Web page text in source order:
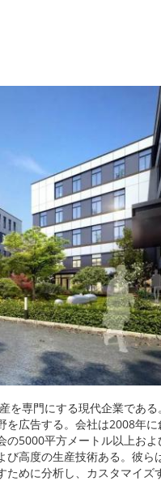
を専門にする現代企業であ
広告する。会社は2008年
5000平方メートル以上およ
高度の生産技術ある。彼
めに分析し、カスタマイズ